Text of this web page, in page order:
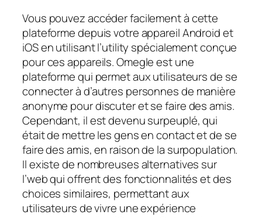
Vous pouvez accéder facilement à cette
plateforme depuis votre appareil Android et
iOS en utilisant l’utility spécialement conçue
pour ces appareils. Omegle est une
plateforme qui permet aux utilisateurs de se
connecter à d’autres personnes de manière
anonyme pour discuter et se faire des amis.
Cependant, il est devenu surpeuplé, qui
était de mettre les gens en contact et de se
faire des amis, en raison de la surpopulation.
Il existe de nombreuses alternatives sur
l’web qui offrent des fonctionnalités et des
choices similaires, permettant aux
utilisateurs de vivre une expérience